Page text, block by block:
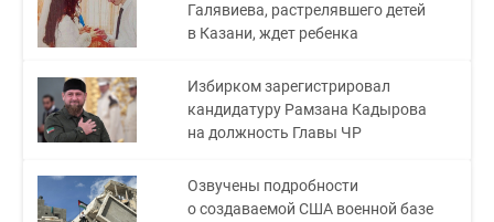
Галявиева, растрелявшего детей
в Казани, ждет ребенка
Избирком зарегистрировал
кандидатуру Рамзана Кадырова
на должность Главы ЧР
Озвучены подробности
о создаваемой США военной базе